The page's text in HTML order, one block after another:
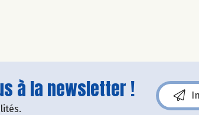
à la newsletter !